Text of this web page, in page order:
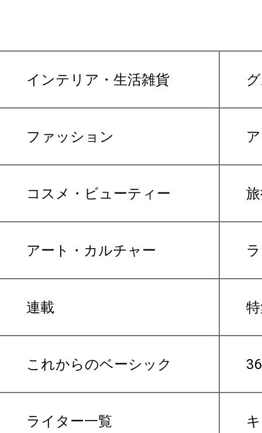
インテリア・生活雑貨
ファッション
コスメ・ビューティー
アート・カルチャー
連載
これからのベーシック
ライター一覧